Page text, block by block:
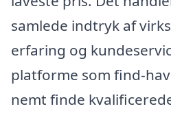
samlede indtryk af
erfaring og
platforme som find-
nemt finde